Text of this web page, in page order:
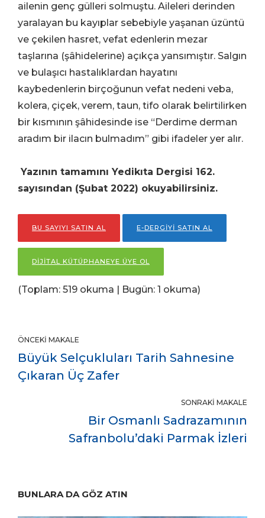
ailenin genç gülleri solmuştu. Aileleri derinden
yaralayan bu kayıplar sebebiyle yaşanan üzüntü
ve çekilen hasret, vefat edenlerin mezar
taşlarına (şâhidelerine) açıkça yansımıştır. Salgın
ve bulaşıcı hastalıklardan hayatını
kaybedenlerin birçoğunun vefat nedeni veba,
kolera, çiçek, verem, taun, tifo olarak belirtilirken
bir kısmının şâhidesinde ise “Derdime derman
aradım bir ilacın bulmadım” gibi ifadeler yer alır.
Yazının tamamını Yedikıta Dergisi 162.
sayısından (Şubat 2022) okuyabilirsiniz.
BU SAYIYI SATIN AL E-DERGİYİ SATIN AL
DİJİTAL KÜTÜPHANEYE ÜYE OL
(Toplam: 519 okuma | Bugün: 1 okuma)
ÖNCEKI MAKALE
Büyük Selçukluları Tarih Sahnesine
Çıkaran Üç Zafer
SONRAKI MAKALE
Bir Osmanlı Sadrazamının
Safranbolu’daki Parmak İzleri
BUNLARA DA GÖZ ATIN